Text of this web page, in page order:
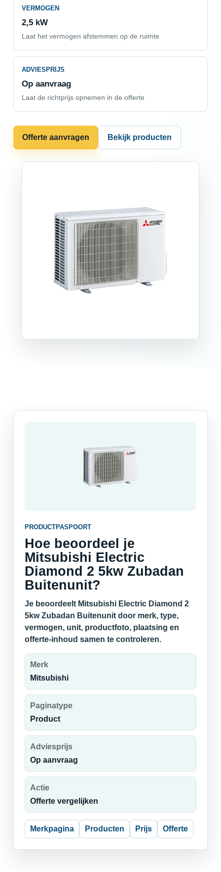
VERMOGEN
2,5 kW
Laat het vermogen afstemmen op de ruimte
ADVIESPRIJS
Op aanvraag
Laat de richtprijs opnemen in de offerte
Offerte aanvragen Bekijk producten
PRODUCTPASPOORT
Hoe beoordeel je
Mitsubishi Electric
Diamond 2 5kw Zubadan
Buitenunit?
Je beoordeelt Mitsubishi Electric Diamond 2
5kw Zubadan Buitenunit door merk, type,
vermogen, unit, productfoto, plaatsing en
offerte-inhoud samen te controleren.
Merk
Mitsubishi
Paginatype
Product
Adviesprijs
Op aanvraag
Actie
Offerte vergelijken
Merkpagina Producten Prijs Offerte